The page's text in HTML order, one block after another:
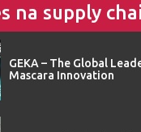
na supply
GEKA – The Global
Mascara Innovation